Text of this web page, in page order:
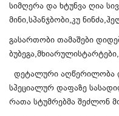
სიმღერა და ხტუნვა ღია
მინი,სპანჯბობი,კუ
გასართობი თამაშები
დეტალური აღწერილობა
სპეციალურ დაფაზე
რათა სტუმრებმა შეძლონ